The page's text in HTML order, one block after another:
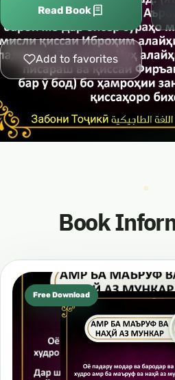
Read Book
Add to favorites
Book
Free Download